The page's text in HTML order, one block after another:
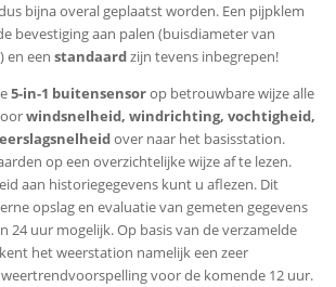
bijna overal geplaatst worden. Een pijpklem
bevestiging aan palen (buisdiameter van
en een standaardzijn tevens inbegrepen!
5-in-1 buitensensorop betrouwbare wijze alle
windsnelheid, windrichting, vochtigheid,
over naar het basisstation.
op een overzichtelijke wijze af te lezen.
aan historiegegevens kunt u aflezen. Dit
opslag en evaluatie van gemeten gegevens
24 uur mogelijk. Op basis van de verzamelde
het weerstation namelijk een zeer
voor de komende 12 uur.